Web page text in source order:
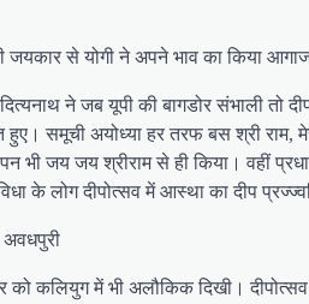
जयकार से योगी ने अपने भाव का किया
ने जब यूपी की बागडोर संभाली
हुए। समूची अयोध्या हर तरफ बस श्री राम,
भी जय जय श्रीराम से ही किया। वहीं
के लोग दीपोत्सव में आस्था का दीप
अवधपुरी
को कलियुग में भी अलौकिक दिखी।